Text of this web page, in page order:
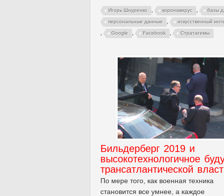
Игорь Шнуренко , коронавирус , базы
персональные данные , искусственный
, Google , Facebook , Стратагемы
Бильдерберг 2019 и
высокотехнологичное
трансатлантической
По мере того, как военная техника
становится все умнее, а каждое